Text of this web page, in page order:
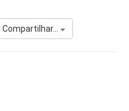
Compartilhar...